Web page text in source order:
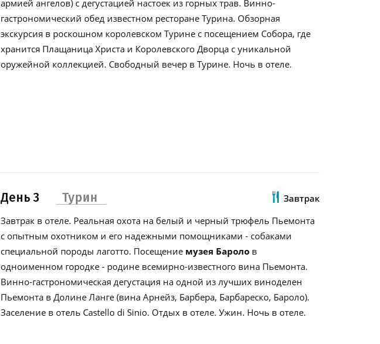
армией ангелов) с дегустацией настоек из горных трав. Винно-
гастрономический обед известном ресторане Турина. Обзорная
экскурсия в роскошном королевском Турине с посещением Собора, где
хранится Плащаница Христа и Королевского Дворца с уникальной
оружейной коллекцией. Свободный вечер в Турине. Ночь в отеле.
День 3 Турин
Завтрак
Завтрак в отеле. Реальная охота на белый и черный трюфель Пьемонта
с опытным охотником и его надежными помощниками - собаками
специальной породы лаготто. Посещение музея Бароло в
одноименном городке - родине всемирно-известного вина Пьемонта.
Винно-гастрономическая дегустация на одной из лучших виноделен
Пьемонта в Долине Ланге (вина Арнейз, Барбера, Барбареско, Бароло).
Заселение в отель Castello di Sinio. Отдых в отеле. Ужин. Ночь в отеле.